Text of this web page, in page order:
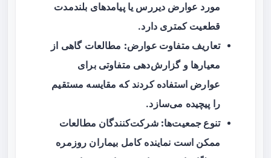
مورد عوارض دیررس یا پیامدهای بلندمدت
قطعیت کمتری دارد.
تعاریف متفاوت عوارض: مطالعات گاهی از
معیارها و گزارش‌دهی متفاوتی برای
عوارض استفاده کردند که مقایسه مستقیم
را پیچیده می‌سازد.
تنوع جمعیت‌ها: شرکت‌کنندگان مطالعات
ممکن است نماینده کامل بیماران روزمره